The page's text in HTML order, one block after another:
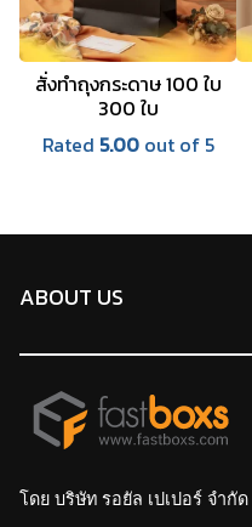
สั่งทำถุงกระดาษ 100 ใบ
300 ใบ
Rated 5.00out of 5
ABOUT US
โดย บริษัท รอยัล เปเปอร์ จำกัด